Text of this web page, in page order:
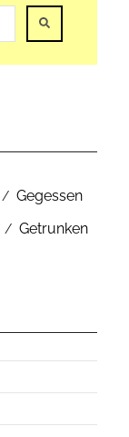
Gegessen
Getrunken